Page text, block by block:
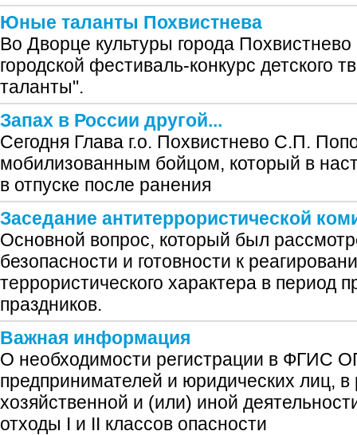
Юные таланты Похвистнева
Во Дворце культуры города
городской фестиваль-конкурс детского
таланты".
Запах в России другой...
Сегодня Глава г.о. Похвистнево С.П.
мобилизованным бойцом, который в
в отпуске после ранения
Заседание антитеррористической
Основной вопрос, который был
безопасности и готовности к
террористического характера в период
праздников.
Важная информация
О необходимости регистрации в ФГИС
предпринимателей и юридических лиц, в
хозяйственной и (или) иной
отходы I и II классов опасности